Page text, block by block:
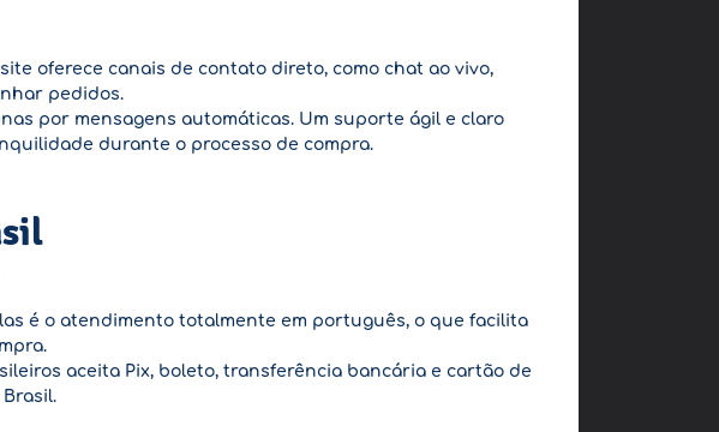
oferece canais de contato direto, como chat ao vivo,
pedidos.
por mensagens automáticas. Um suporte ágil e claro
durante o processo de compra.
é o atendimento totalmente em português, o que facilita
aceita Pix, boleto, transferência bancária e cartão de